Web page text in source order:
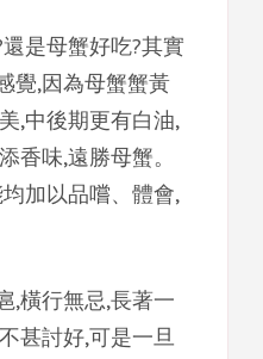
是母蟹好吃?其實
覺,因為母蟹蟹黃
,中後期更有白油,
香味,遠勝母蟹。
加以品嚐、體會,
,橫行無忌,長著一
甚討好,可是一旦